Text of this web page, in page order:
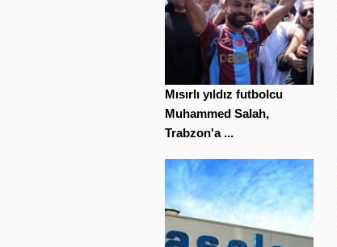
Mısırlı yıldız futbolcu
Muhammed Salah,
Trabzon'a ...